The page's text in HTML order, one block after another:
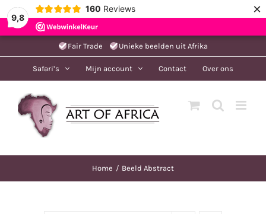
9,8
160 Reviews ×
naar
Fair Trade Unieke beelden uit Afrika
Safari’s Mijn account Contact Over ons
Home Beeld Abstract